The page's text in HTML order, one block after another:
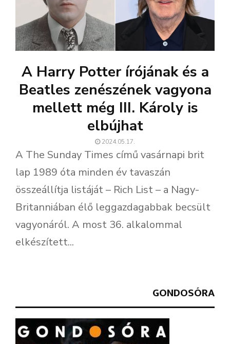
A Harry Potter írójának és a
Beatles zenészének vagyona
mellett még III. Károly is
elbújhat
2024.05.17.
A The Sunday Times című vasárnapi brit
lap 1989 óta minden év tavaszán
összeállítja listáját – Rich List – a Nagy-
Britanniában élő leggazdagabbak becsült
vagyonáról. A most 36. alkalommal
elkészített...
GONDOSÓRA